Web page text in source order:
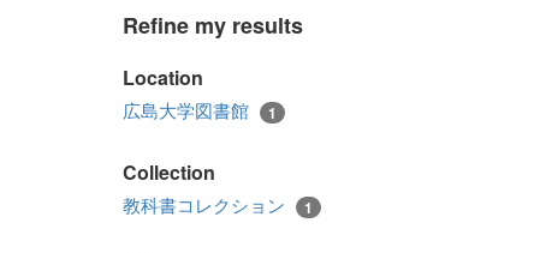
Refine my results
Location
広島大学図書館 1
Collection
教科書コレクション 1